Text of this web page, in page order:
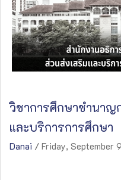
วิชาการศึกษาชำนาญ
และบริการการศึกษา
Danai / Friday, September